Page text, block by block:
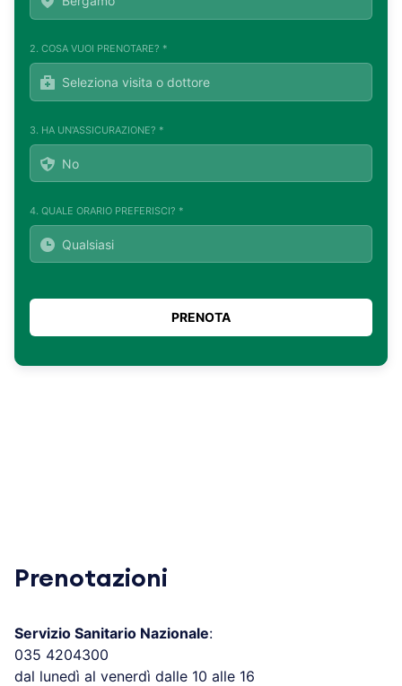
2. COSA VUOI PRENOTARE? *
3. HA UN'ASSICURAZIONE? *
4. QUALE ORARIO PREFERISCI? *
Prenotazioni
Servizio Sanitario Nazionale:
035 4204300
dal lunedì al venerdì dalle 10 alle 16